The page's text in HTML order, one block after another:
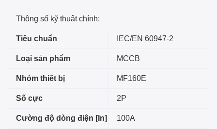
Thông số kỹ thuật chính:
Tiêu chuẩn IEC/EN 60947-2
Loại sản phẩm MCCB
Nhóm thiết bị MF160E
Số cực 2P
Cường độ dòng điện [In] 100A